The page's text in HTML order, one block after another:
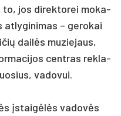
to, jos di­rek­to­rei mo­ka­
at­ly­gi­ni­mas – ge­ro­kai
dailės mu­zie­jaus,
cent­ras rek­la­
va­do­vui.
įstaigėlės va­dovės